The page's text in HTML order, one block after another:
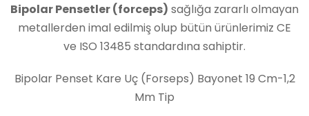
Bipolar Pensetler (forceps) sağlığa zararlı olmayan
metallerden imal edilmiş olup bütün ürünlerimiz CE
ve ISO 13485 standardına sahiptir.
Bipolar Penset Kare Uç (Forseps) Bayonet 19 Cm-1,2
Mm Tip